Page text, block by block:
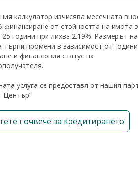
калкулатор изчисява месечната
финансиране от стойността на имота
25 години при лихва 2.19%. Размерът на
търпи промени в зависимост от
и финансовия статус на
услуга се предоставя от нашия
Център”
почвече за кредитирането